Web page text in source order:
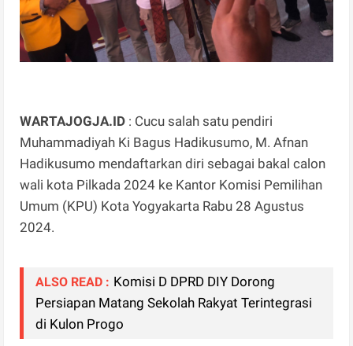
WARTAJOGJA.ID : Cucu salah satu pendiri
Muhammadiyah Ki Bagus Hadikusumo, M. Afnan
Hadikusumo mendaftarkan diri sebagai bakal calon
wali kota Pilkada 2024 ke Kantor Komisi Pemilihan
Umum (KPU) Kota Yogyakarta Rabu 28 Agustus
2024.
ALSO READ : Komisi D DPRD DIY Dorong
Persiapan Matang Sekolah Rakyat Terintegrasi
di Kulon Progo